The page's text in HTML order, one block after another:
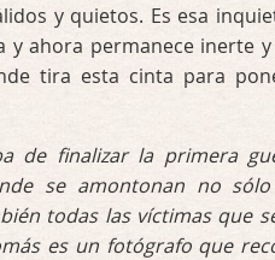
y quietos. Es esa
y ahora permanece inerte
tira esta cinta para
de finalizar la primera
se amontonan no
todas las víctimas que
es un fotógrafo que